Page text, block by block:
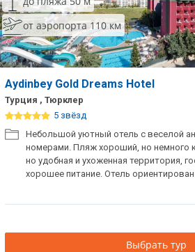
от аэропорта 110 км
Aydinbey Gold Dreams Hotel
Турция , Тюрклер
5 звёзд
Небольшой уютный отель с веселой
номерами. Пляж хороший, но немного
но удобная и ухоженная территория,
хорошее питание. Отель
Выбрать тур